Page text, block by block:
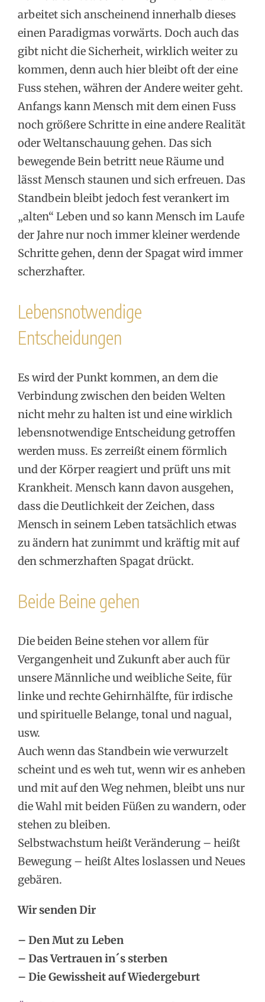
arbeitet sich anscheinend innerhalb dieses
einen Paradigmas vorwärts. Doch auch das
gibt nicht die Sicherheit, wirklich weiter zu
kommen, denn auch hier bleibt oft der eine
Fuss stehen, währen der Andere weiter geht.
Anfangs kann Mensch mit dem einen Fuss
noch größere Schritte in eine andere Realität
oder Weltanschauung gehen. Das sich
bewegende Bein betritt neue Räume und
lässt Mensch staunen und sich erfreuen. Das
Standbein bleibt jedoch fest verankert im
„alten“ Leben und so kann Mensch im Laufe
der Jahre nur noch immer kleiner werdende
Schritte gehen, denn der Spagat wird immer
scherzhafter.
Lebensnotwendige
Entscheidungen
Es wird der Punkt kommen, an dem die
Verbindung zwischen den beiden Welten
nicht mehr zu halten ist und eine wirklich
lebensnotwendige Entscheidung getroffen
werden muss. Es zerreißt einem förmlich
und der Körper reagiert und prüft uns mit
Krankheit. Mensch kann davon ausgehen,
dass die Deutlichkeit der Zeichen, dass
Mensch in seinem Leben tatsächlich etwas
zu ändern hat zunimmt und kräftig mit auf
den schmerzhaften Spagat drückt.
Beide Beine gehen
Die beiden Beine stehen vor allem für
Vergangenheit und Zukunft aber auch für
unsere Männliche und weibliche Seite, für
linke und rechte Gehirnhälfte, für irdische
und spirituelle Belange, tonal und nagual,
usw.
Auch wenn das Standbein wie verwurzelt
scheint und es weh tut, wenn wir es anheben
und mit auf den Weg nehmen, bleibt uns nur
die Wahl mit beiden Füßen zu wandern, oder
stehen zu bleiben.
Selbstwachstum heißt Veränderung – heißt
Bewegung – heißt Altes loslassen und Neues
gebären.
Wir senden Dir
– Den Mut zu Leben
– Das Vertrauen in´s sterben
– Die Gewissheit auf Wiedergeburt